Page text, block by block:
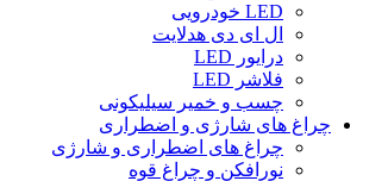
LED خودرویی
ال ای دی هدلایت
درایور LED
فلاشر LED
چسب و خمیر سیلیکونی
چراغ های شارژی و اضطراری
چراغ های اضطراری و شارژی
نورافکن و چراغ قوه